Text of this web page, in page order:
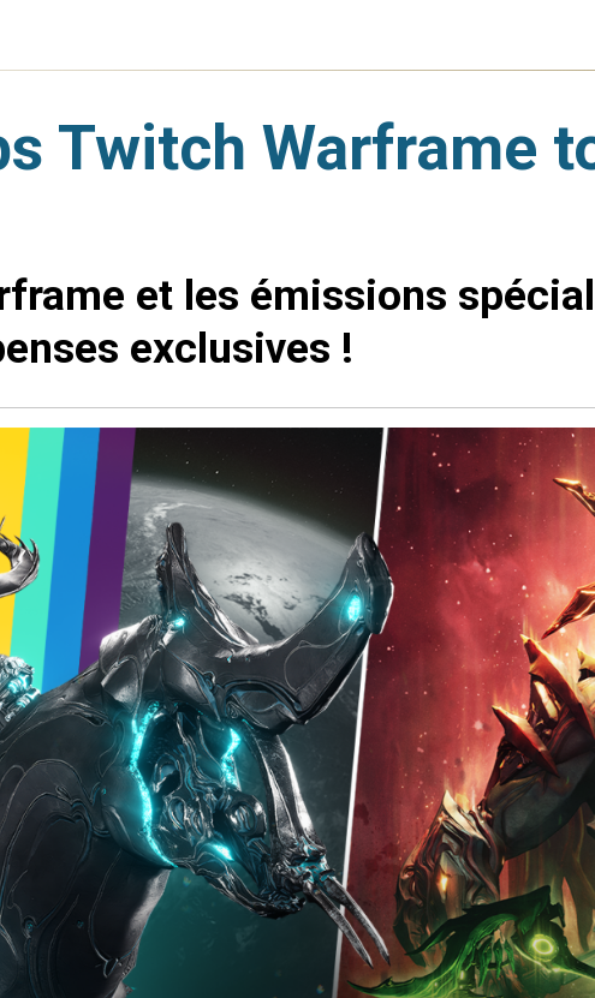
Twitch Warframe
et les émissions
exclusives !